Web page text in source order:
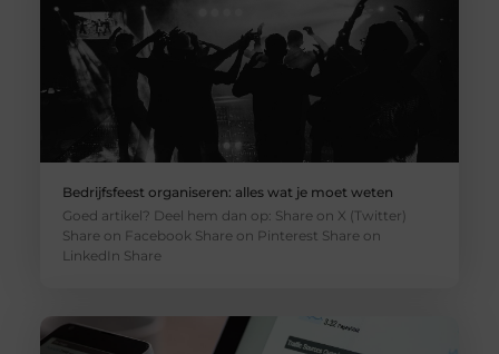
Bedrijfsfeest organiseren: alles wat je moet weten
Goed artikel? Deel hem dan op: Share on X (Twitter)
Share on Facebook Share on Pinterest Share on
LinkedIn Share